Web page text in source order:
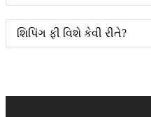
શિપિંગ ફી વિશે કેવી રીતે?